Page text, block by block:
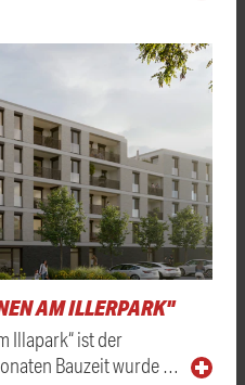
AM ILLERPARK"
Illapark“ ist der
Bauzeit wurde …